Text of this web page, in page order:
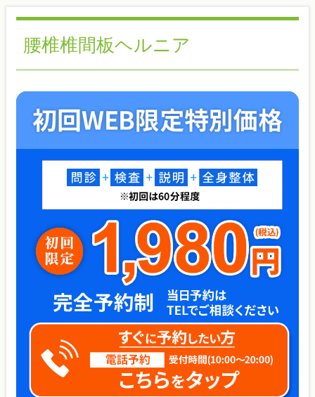
腰椎椎間板ヘルニア